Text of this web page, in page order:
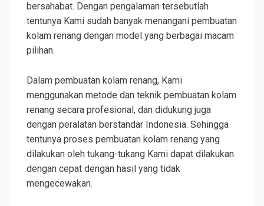
bersahabat. Dengan pengalaman tersebutlah
tentunya Kami sudah banyak menangani pembuatan
kolam renang dengan model yang berbagai macam
pilihan.
Dalam pembuatan kolam renang, Kami
menggunakan metode dan teknik pembuatan kolam
renang secara profesional, dan didukung juga
dengan peralatan berstandar Indonesia. Sehingga
tentunya proses pembuatan kolam renang yang
dilakukan oleh tukang-tukang Kami dapat dilakukan
dengan cepat dengan hasil yang tidak
mengecewakan.